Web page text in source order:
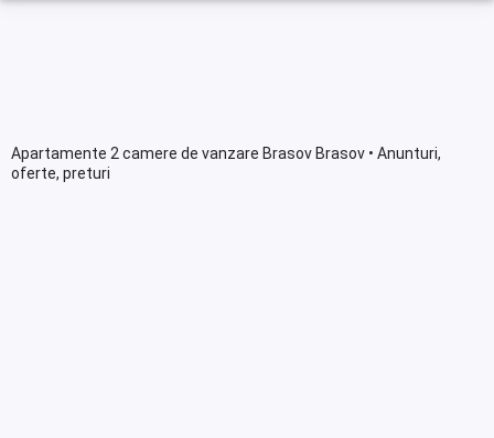
Apartamente 2 camere de vanzare Brasov Brasov • Anunturi,
oferte, preturi